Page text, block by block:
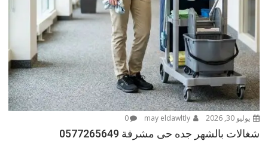
يوليو 30, 2026 may eldawltly
0
شغالات بالشهر جده حى مشرفة 0577265649